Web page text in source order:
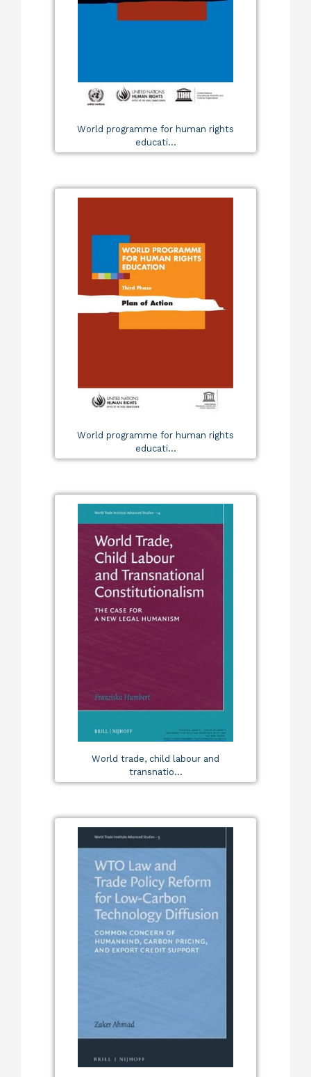
World programme for human rights
educati...
World programme for human rights
educati...
World trade, child labour and
transnatio...